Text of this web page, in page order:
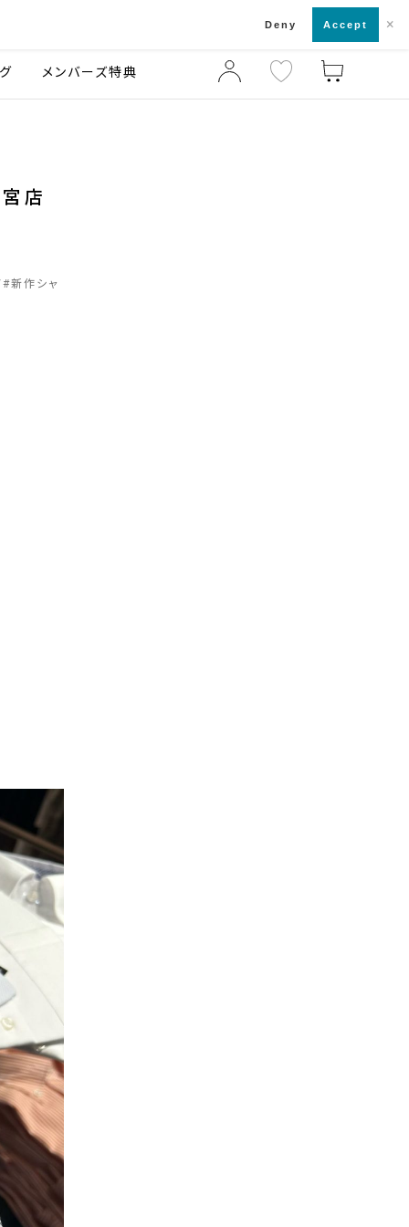
店舗一覧・来店予約
メンバーズ特典
店
#新作シャ
Deny Accept ×